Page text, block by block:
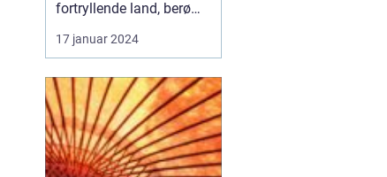
fortryllende land, berømt
for sin unikke blanding
af gammel tradition og
pulserende gader i Tokyo
til det fredelige Kyoto og
de ikoniske
bjerglandskaber i
17 januar 2024